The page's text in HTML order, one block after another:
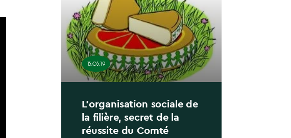
15.05.19
L’organisation sociale de
la filière, secret de la
réussite du Comté